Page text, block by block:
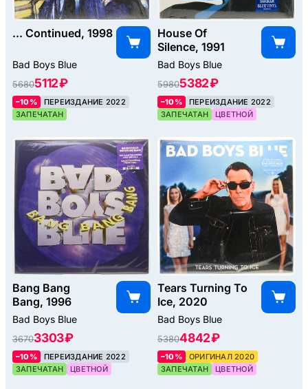
... Continued, 1998
Bad Boys Blue
56805112 ₽
–10%
ПЕРЕИЗДАНИЕ 2022
ЗАПЕЧАТАН
House Of
Silence, 1991
Bad Boys Blue
59805382 ₽
–10%
ПЕРЕИЗДАНИЕ 2022
ЗАПЕЧАТАН
ЦВЕТНОЙ
Bang Bang
Bang, 1996
Bad Boys Blue
36703303 ₽
–10%
ПЕРЕИЗДАНИЕ 2022
ЗАПЕЧАТАН
ЦВЕТНОЙ
Tears Turning To
Ice, 2020
Bad Boys Blue
53804842 ₽
–10%
ОРИГИНАЛ 2020
ЗАПЕЧАТАН
ЦВЕТНОЙ